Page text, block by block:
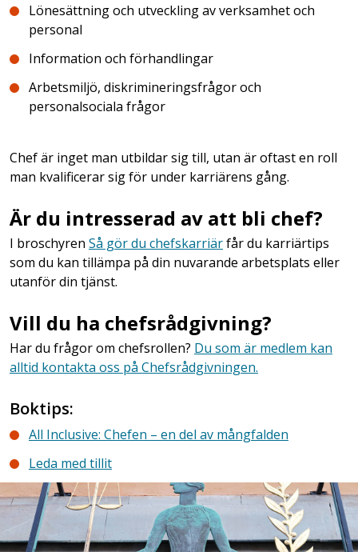
Lönesättning och utveckling av verksamhet och
personal
Information och förhandlingar
Arbetsmiljö, diskrimineringsfrågor och
personalsociala frågor
Chef är inget man utbildar sig till, utan är oftast en roll
man kvalificerar sig för under karriärens gång.
Är du intresserad av att bli chef?
I broschyren Så gör du chefskarriärfår du karriärtips
som du kan tillämpa på din nuvarande arbetsplats eller
utanför din tjänst.
Vill du ha chefsrådgivning?
Har du frågor om chefsrollen? Du som är medlem kan
alltid kontakta oss på Chefsrådgivningen.
Boktips:
All Inclusive: Chefen – en del av mångfalden
Leda med tillit